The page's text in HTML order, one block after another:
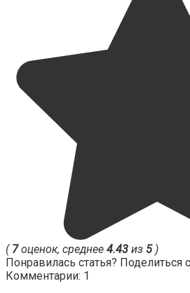
( 7оценок, среднее 4.43 из 5)
Понравилась статья? Поделиться
Комментарии: 1